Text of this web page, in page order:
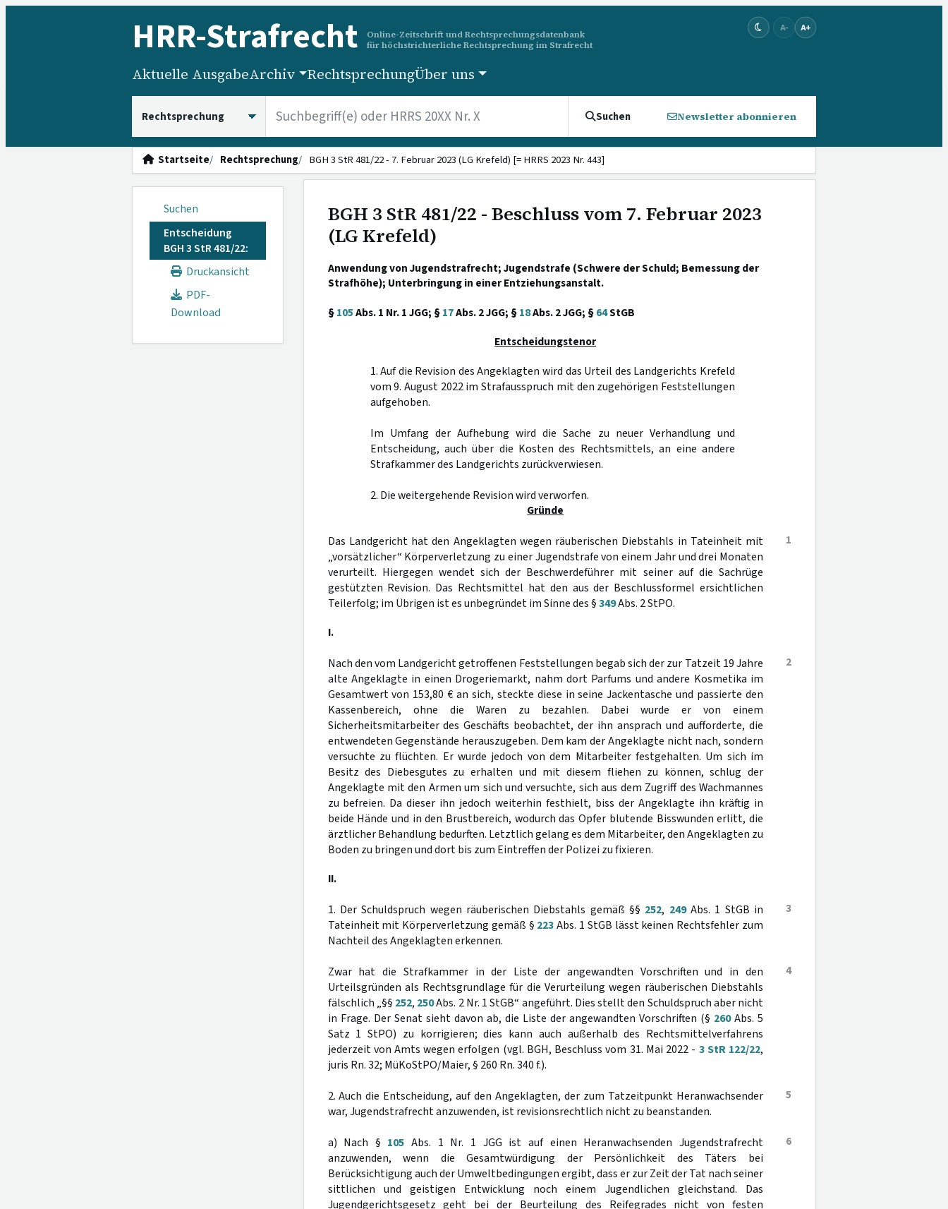
HRR-Strafrecht
Online-Zeitschrift und Rechtsprechungsdatenbank
für höchstrichterliche Rechtsprechung im Strafrecht
A- A+
Aktuelle AusgabeArchiv RechtsprechungÜber uns
Suchen Newsletter abonnieren
Startseite Rechtsprechung BGH 3 StR 481/22 - 7. Februar 2023 (LG Krefeld) [= HRRS 2023 Nr. 443]
Suchen
Entscheidung
BGH 3 StR 481/22:
Druckansicht
PDF-
Download
BGH 3 StR 481/22 - Beschluss vom 7. Februar 2023
(LG Krefeld)
Anwendung von Jugendstrafrecht; Jugendstrafe (Schwere der Schuld; Bemessung der
Strafhöhe); Unterbringung in einer Entziehungsanstalt.
§105Abs. 1 Nr. 1 JGG; §17Abs. 2 JGG; §18Abs. 2 JGG; §64StGB
Entscheidungstenor
1. Auf die Revision des Angeklagten wird das Urteil des Landgerichts Krefeld
vom 9. August 2022 im Strafausspruch mit den zugehörigen Feststellungen
aufgehoben.
Im Umfang der Aufhebung wird die Sache zu neuer Verhandlung und
Entscheidung, auch über die Kosten des Rechtsmittels, an eine andere
Strafkammer des Landgerichts zurückverwiesen.
2. Die weitergehende Revision wird verworfen.
Gründe
1
Das Landgericht hat den Angeklagten wegen räuberischen Diebstahls in Tateinheit mit
„vorsätzlicher“ Körperverletzung zu einer Jugendstrafe von einem Jahr und drei Monaten
verurteilt. Hiergegen wendet sich der Beschwerdeführer mit seiner auf die Sachrüge
gestützten Revision. Das Rechtsmittel hat den aus der Beschlussformel ersichtlichen
Teilerfolg; im Übrigen ist es unbegründet im Sinne des §349Abs. 2 StPO.
I.
2
Nach den vom Landgericht getroffenen Feststellungen begab sich der zur Tatzeit 19 Jahre
alte Angeklagte in einen Drogeriemarkt, nahm dort Parfums und andere Kosmetika im
Gesamtwert von 153,80 € an sich, steckte diese in seine Jackentasche und passierte den
Kassenbereich, ohne die Waren zu bezahlen. Dabei wurde er von einem
Sicherheitsmitarbeiter des Geschäfts beobachtet, der ihn ansprach und aufforderte, die
entwendeten Gegenstände herauszugeben. Dem kam der Angeklagte nicht nach, sondern
versuchte zu flüchten. Er wurde jedoch von dem Mitarbeiter festgehalten. Um sich im
Besitz des Diebesgutes zu erhalten und mit diesem fliehen zu können, schlug der
Angeklagte mit den Armen um sich und versuchte, sich aus dem Zugriff des Wachmannes
zu befreien. Da dieser ihn jedoch weiterhin festhielt, biss der Angeklagte ihn kräftig in
beide Hände und in den Brustbereich, wodurch das Opfer blutende Bisswunden erlitt, die
ärztlicher Behandlung bedurften. Letztlich gelang es dem Mitarbeiter, den Angeklagten zu
Boden zu bringen und dort bis zum Eintreffen der Polizei zu fixieren.
II.
3
1. Der Schuldspruch wegen räuberischen Diebstahls gemäß §§ 252, 249Abs. 1 StGB in
Tateinheit mit Körperverletzung gemäß § 223Abs. 1 StGB lässt keinen Rechtsfehler zum
Nachteil des Angeklagten erkennen.
4
Zwar hat die Strafkammer in der Liste der angewandten Vorschriften und in den
Urteilsgründen als Rechtsgrundlage für die Verurteilung wegen räuberischen Diebstahls
fälschlich „§§ 252, 250Abs. 2 Nr. 1 StGB“ angeführt. Dies stellt den Schuldspruch aber nicht
in Frage. Der Senat sieht davon ab, die Liste der angewandten Vorschriften (§ 260Abs. 5
Satz 1 StPO) zu korrigieren; dies kann auch außerhalb des Rechtsmittelverfahrens
jederzeit von Amts wegen erfolgen (vgl. BGH, Beschluss vom 31. Mai 2022 - 3 StR 122/22,
juris Rn. 32; MüKoStPO/Maier, § 260 Rn. 340 f.).
5
2. Auch die Entscheidung, auf den Angeklagten, der zum Tatzeitpunkt Heranwachsender
war, Jugendstrafrecht anzuwenden, ist revisionsrechtlich nicht zu beanstanden.
6
a) Nach § 105 Abs. 1 Nr. 1 JGG ist auf einen Heranwachsenden Jugendstrafrecht
anzuwenden, wenn die Gesamtwürdigung der Persönlichkeit des Täters bei
Berücksichtigung auch der Umweltbedingungen ergibt, dass er zur Zeit der Tat nach seiner
sittlichen und geistigen Entwicklung noch einem Jugendlichen gleichstand. Das
Jugendgerichtsgesetz geht bei der Beurteilung des Reifegrades nicht von festen